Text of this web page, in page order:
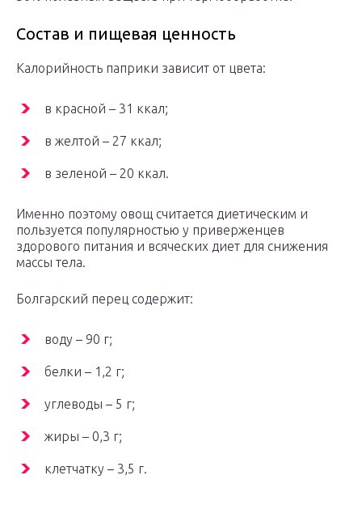
Состав и пищевая ценность
Калорийность паприки зависит от цвета:
в красной – 31 ккал;
в желтой – 27 ккал;
в зеленой – 20 ккал.
Именно поэтому овощ считается диетическим и
пользуется популярностью у приверженцев
здорового питания и всяческих диет для снижения
массы тела.
Болгарский перец содержит:
воду – 90 г;
белки – 1,2 г;
углеводы – 5 г;
жиры – 0,3 г;
клетчатку – 3,5 г.